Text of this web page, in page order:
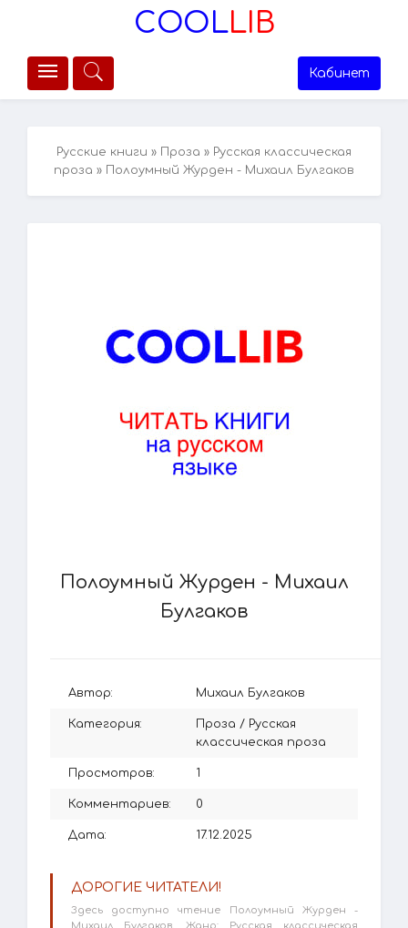
COOLLIB
Кабинет
Русские книги » Проза » Русская классическая
проза » Полоумный Журден - Михаил Булгаков
Полоумный Журден - Михаил
Булгаков
Автор: Михаил Булгаков
Категория: Проза / Русская
классическая проза
Просмотров: 1
Комментариев: 0
Дата: 17.12.2025
ДОРОГИЕ ЧИТАТЕЛИ!
Здесь доступно чтение Полоумный Журден -